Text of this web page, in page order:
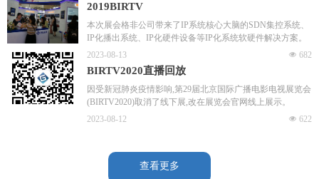
Andy Warman, Harmonic, Inc.
2019BIRTV
本次展会格非公司带来了IP系统核心大脑的SDN集控系统、
IP化播出系统、IP化硬件设备等IP化系统软硬件解决方案。
넶 682
2023-08-13
BIRTV2020直播回放
因受新冠肺炎疫情影响,第29届北京国际广播电影电视展览会
(BIRTV2020)取消了线下展,改在展览会官网线上展示。
넶 622
2023-08-12
查看更多